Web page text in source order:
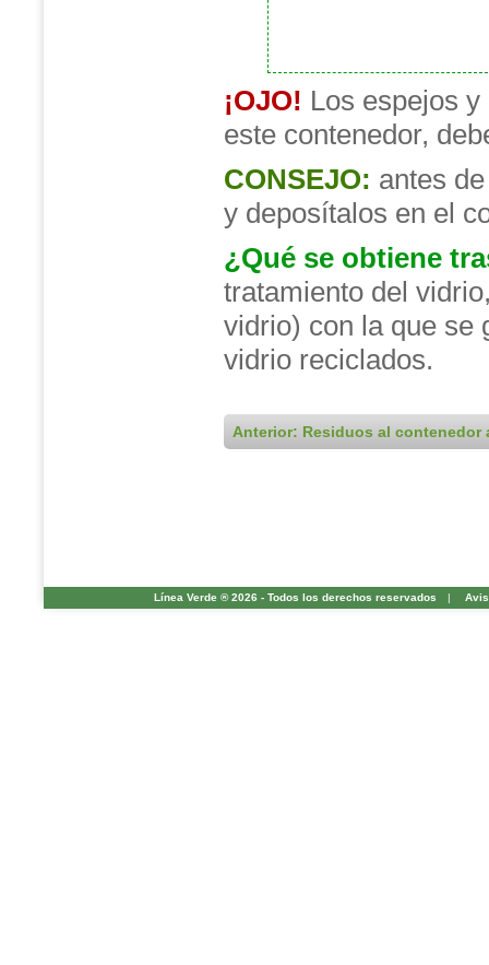
¡OJO! Los espejos
este contenedor,
CONSEJO: antes
y deposítalos en el
¿Qué se obtiene
tratamiento del
vidrio) con la que se
vidrio reciclados.
Anterior: Residuos al contenedor
Línea Verde ® 2026 - Todos los derechos reservados |